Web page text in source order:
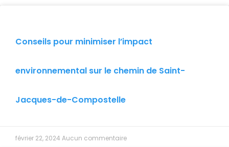
Conseils pour minimiser l’impact
environnemental sur le chemin de Saint-
Jacques-de-Compostelle
février 22, 2024 Aucun commentaire